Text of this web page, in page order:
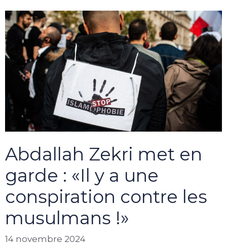
Abdallah Zekri met en
garde : «Il y a une
conspiration contre les
musulmans !»
14 novembre 2024